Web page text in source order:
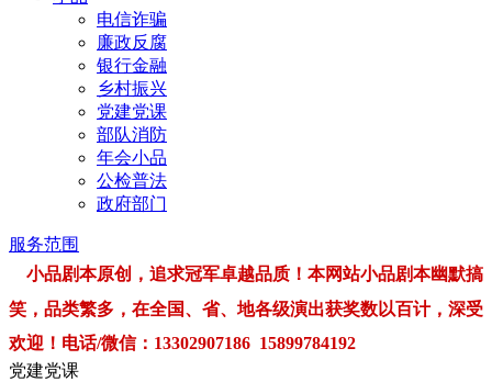
电信诈骗
廉政反腐
银行金融
乡村振兴
党建党课
部队消防
年会小品
公检普法
政府部门
服务范围
小品剧本原创，追求冠军卓越品质！本网站小品剧本幽默搞
笑，品类繁多，在全国、省、地各级演出获奖数以百计，深受
欢迎！电话/微信：13302907186 15899784192
党建党课